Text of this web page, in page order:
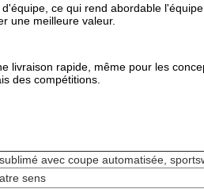
ce qui rend abordable
une meilleure valeur.
livraison rapide, même pour les
des compétitions.
avec coupe automatisée,
sens